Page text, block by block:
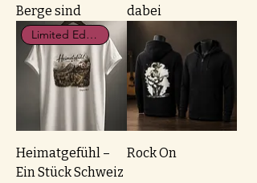
Berge sind
dabei
Limited Edition
Heimatgefühl –
Ein Stück Schweiz
Rock On